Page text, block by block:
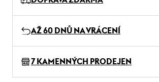
AŽ 60 DNŮ NA VRÁCENÍ
7 KAMENNÝCH PRODEJEN